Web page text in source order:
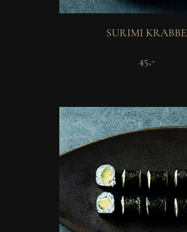
SURIMI KRABBE
45,-